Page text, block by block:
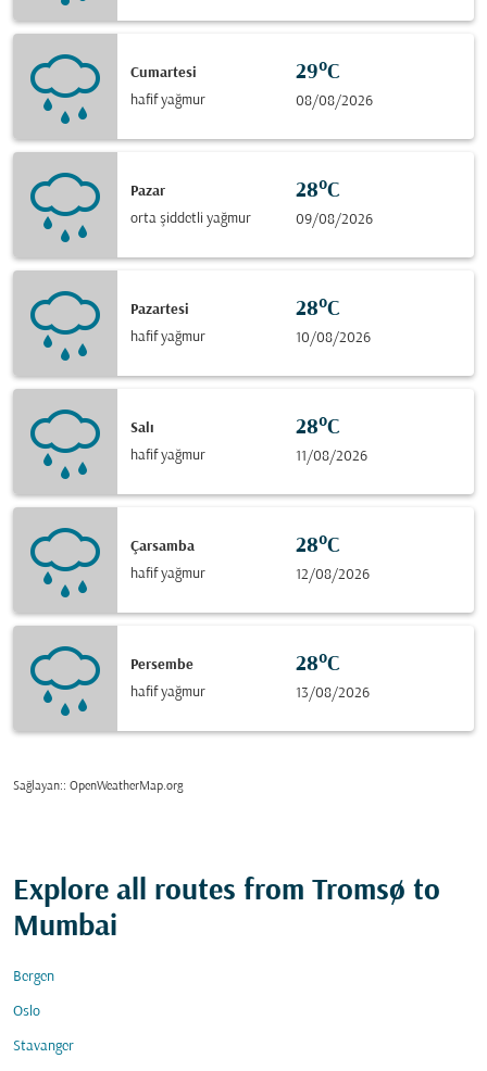
Cumartesi
hafif yağmur
29°C
08/08/2026
Pazar
orta şiddetli yağmur
28°C
09/08/2026
Pazartesi
hafif yağmur
28°C
10/08/2026
Salı
hafif yağmur
28°C
11/08/2026
Çarsamba
hafif yağmur
28°C
12/08/2026
Persembe
hafif yağmur
28°C
13/08/2026
Sağlayan:: OpenWeatherMap.org
Explore all routes from Tromsø to
Mumbai
Bergen
Oslo
Stavanger